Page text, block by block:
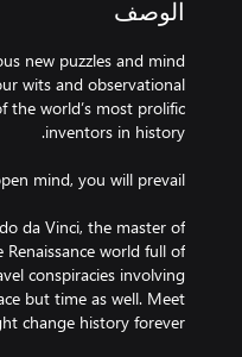
الوصف
new puzzles and mind
wits and observational
the world’s most prolific
da Vinci, the master of
world full of
conspiracies involving
but time as well. Meet